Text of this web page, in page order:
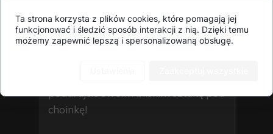
Niech te Święta będą wyjątkowe
dzięki oryginalnym dziełom sztuki!
podarujcie swoim bliskim sztukę pod
choinkę!
Ta strona korzysta z plików cookies, które pomagają jej
funkcjonować i śledzić sposób interakcji z nią. Dzięki temu
możemy zapewnić lepszą i spersonalizowaną obsługę.